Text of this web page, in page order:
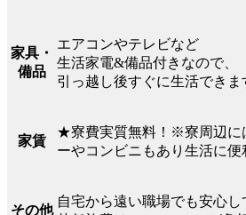
家具・
備品
エアコンやテレビなど
生活家電&備品付きなので、
引っ越し後すぐに生活できま
家賃
★寮費実質無料！※寮周辺に
ーやコンビニもあり生活に便
その他
自宅から遠い職場でも安心し